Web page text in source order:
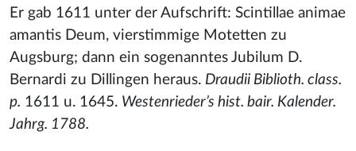
Er gab 1611 unter der Aufschrift: Scintillae animae
amantis Deum, vierstimmige Motetten zu
Augsburg; dann ein sogenanntes Jubilum D.
Bernardi zu Dillingen heraus. Draudii Biblioth. class.
p. 1611 u. 1645. Westenrieder’s hist. bair. Kalender.
Jahrg. 1788.